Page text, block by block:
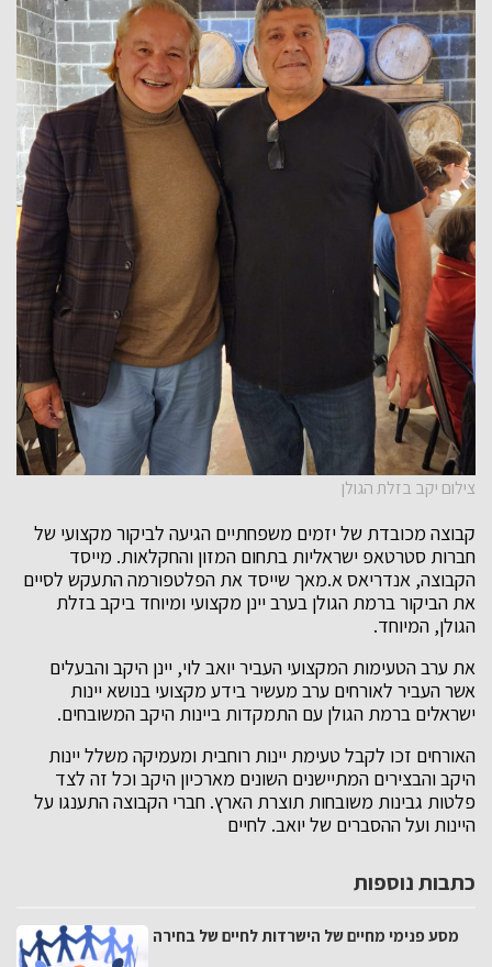
צילום יקב בזלת הגולן
קבוצה מכובדת של יזמים משפחתיים הגיעה לביקור מקצועי של
חברות סטרטאפ ישראליות בתחום המזון והחקלאות. מייסד
הקבוצה, אנדריאס א.מאך שייסד את הפלטפורמה התעקש לסיים
את הביקור ברמת הגולן בערב יינן מקצועי ומיוחד ביקב בזלת
הגולן, המיוחד.
את ערב הטעימות המקצועי העביר יואב לוי, יינן היקב והבעלים
אשר העביר לאורחים ערב מעשיר בידע מקצועי בנושא יינות
ישראלים ברמת הגולן עם התמקדות ביינות היקב המשובחים.
האורחים זכו לקבל טעימת יינות רוחבית ומעמיקה משלל יינות
היקב והבצירים המתיישנים השונים מארכיון היקב וכל זה לצד
פלטות גבינות משובחות תוצרת הארץ. חברי הקבוצה התענגו על
היינות ועל ההסברים של יואב. לחיים
כתבות נוספות
מסע פנימי מחיים של הישרדות לחיים של בחירה